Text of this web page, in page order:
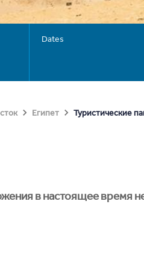
Dates
Египет Туристические
в настоящее время